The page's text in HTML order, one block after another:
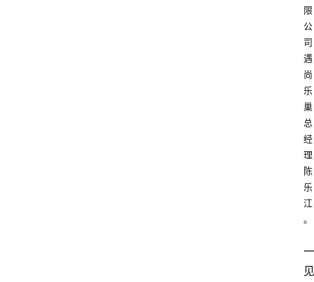
限
公
司
遇
尚
乐
巢
总
经
理
陈
乐
江
。
一
见